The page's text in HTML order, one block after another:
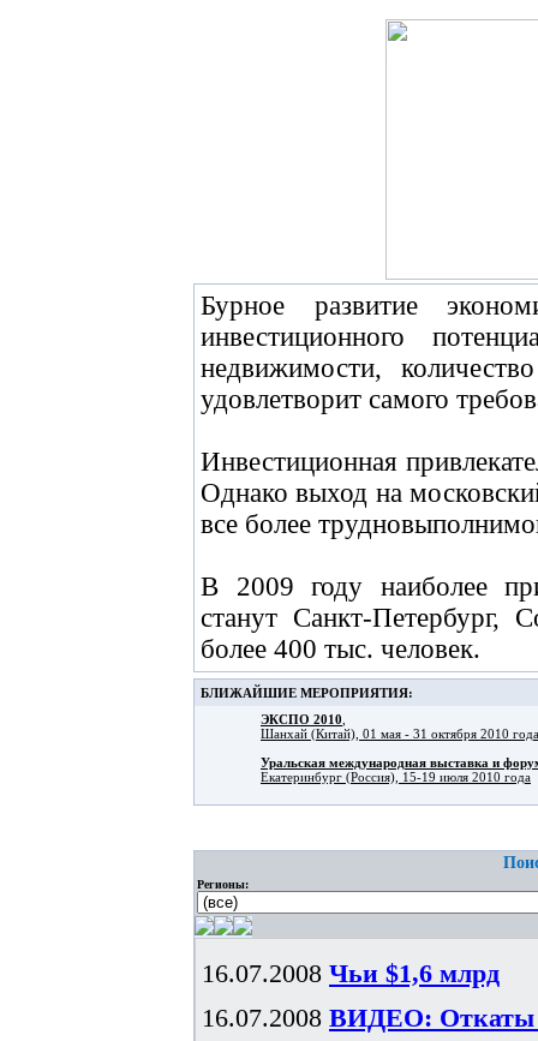
Бурное развитие
инвестиционного
недвижимости,
удовлетворит самого
Инвестиционная
Однако выход на
все более
В 2009 году наиболее
станут Санкт-Петербург,
более 400 тыс. человек.
БЛИЖАЙШИЕ МЕРОПРИЯТИЯ:
ЭКСПО 2010
Шанхай (Китай), 01 мая - 31 октября 2010 года
Уральская международная выставка и
Екатеринбург (Россия), 15-19 июля 2010 года
Регионы:
16.07.2008 Чьи $1,6 млрд
16.07.2008 ВИДЕО: Откаты